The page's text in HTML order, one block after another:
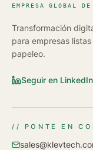
EMPRESA GLOBAL
Transformación
para empresas
papeleo.
Seguir en LinkedIn
// PONTE EN